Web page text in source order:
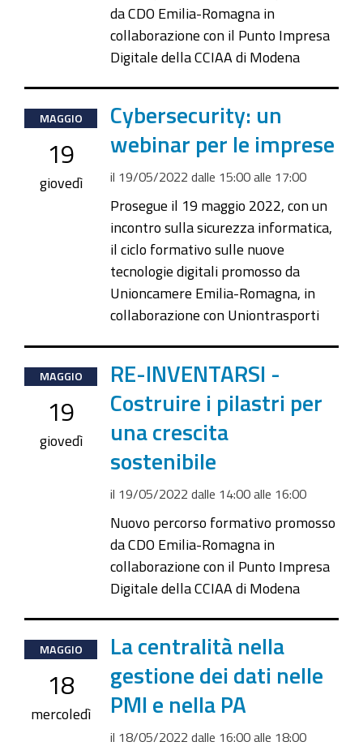
da CDO Emilia-Romagna in
collaborazione con il Punto Impresa
Digitale della CCIAA di Modena
2022-
05-
19T15:00:00+02:00
2022-
19T17:00:00+02:00
MAGGIO
19
giovedì
Cybersecurity: un
webinar per le imprese
il 19/05/2022 dalle 15:00alle 17:00
Prosegue il 19 maggio 2022, con un
incontro sulla sicurezza informatica,
il ciclo formativo sulle nuove
tecnologie digitali promosso da
Unioncamere Emilia-Romagna, in
collaborazione con Uniontrasporti
2022-
05-
19T14:00:00+02:00
2022-
MAGGIO
19
giovedì
RE-INVENTARSI -
Costruire i pilastri per
una crescita
sostenibile
il 19/05/2022 dalle 14:00alle 16:00
Nuovo percorso formativo promosso
da CDO Emilia-Romagna in
collaborazione con il Punto Impresa
Digitale della CCIAA di Modena
2022-
05-
18T16:00:00+02:00
2022-
MAGGIO
18
mercoledì
La centralità nella
gestione dei dati nelle
PMI e nella PA
il 18/05/2022 dalle 16:00alle 18:00